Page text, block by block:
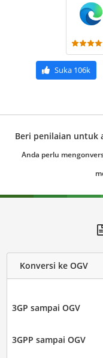
Suka106k
Beri penilaian untuk
Anda perlu
Konversi ke OGV
3GP sampai OGV
3GPP sampai OGV